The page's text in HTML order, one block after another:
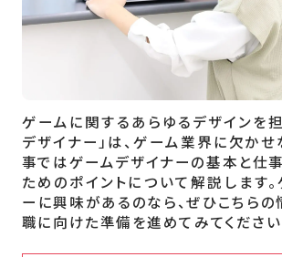
ゲームに関するあらゆるデザインを
デザイナー」は、ゲーム業界に欠か
事ではゲームデザイナーの基本と仕
ためのポイントについて解説します
ーに興味があるのなら、ぜひこちら
職に向けた準備を進めてみてください